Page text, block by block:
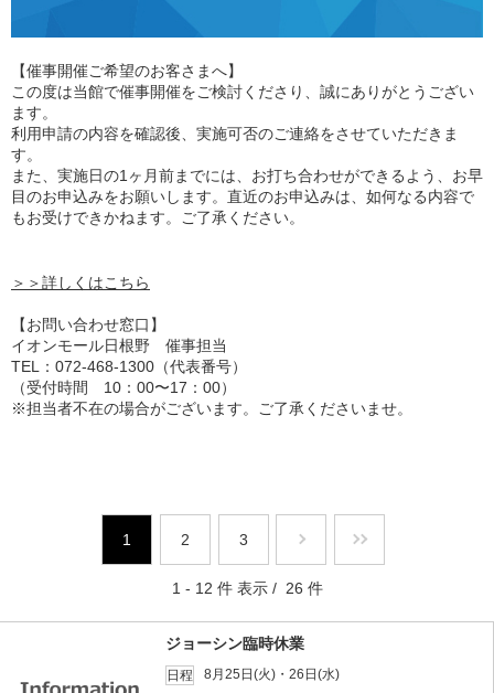
【催事開催ご希望のお客さまへ】
この度は当館で催事開催をご検討くださり、誠にありがとうござい
ます。
利用申請の内容を確認後、実施可否のご連絡をさせていただきま
す。
また、実施日の1ヶ月前までには、お打ち合わせができるよう、お早
目のお申込みをお願いします。直近のお申込みは、如何なる内容で
もお受けできかねます。ご了承ください。
＞＞詳しくはこちら
【お問い合わせ窓口】
イオンモール日根野 催事担当
TEL：072-468-1300（代表番号）
（受付時間 10：00〜17：00）
※担当者不在の場合がございます。ご了承くださいませ。
1 2 3
1 - 12 件 表示 / 26 件
ジョーシン臨時休業
日程 8月25日(火)・26日(水)